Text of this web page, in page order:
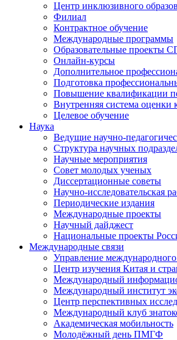
Центр инклюзивного
Филиал
Контрактное обучение
Международные программы
Образовательные проекты
Онлайн-курсы
Дополнительное
Подготовка
Повышение квалификации
Внутренняя система оценки
Целевое обучение
Наука
Ведущие научно-
Структура научных
Научные мероприятия
Совет молодых ученых
Диссертационные советы
Научно-исследовательская
Периодические издания
Международные проекты
Научный дайджест
Национальные проекты
Международные связи
Управление международного
Центр изучения Китая и
Международный
Международный институт
Центр перспективных
Международный клуб
Академическая мобильность
Молодёжный день ПМГФ